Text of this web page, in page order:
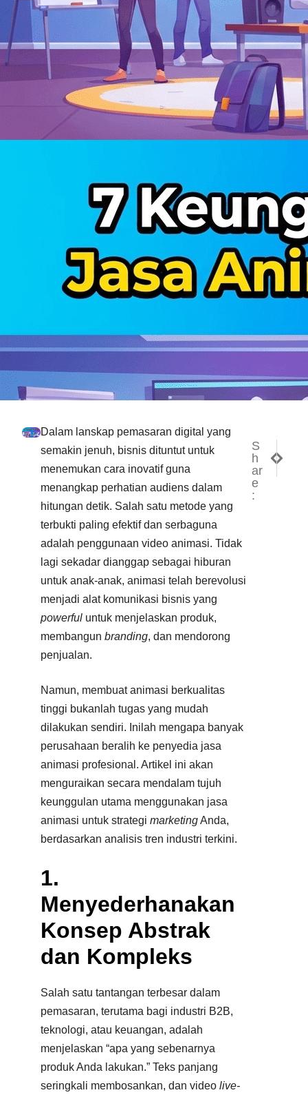
Dalam lanskap pemasaran digital yang
semakin jenuh, bisnis dituntut untuk
menemukan cara inovatif guna
menangkap perhatian audiens dalam
hitungan detik. Salah satu metode yang
terbukti paling efektif dan serbaguna
adalah penggunaan video animasi. Tidak
lagi sekadar dianggap sebagai hiburan
untuk anak-anak, animasi telah berevolusi
menjadi alat komunikasi bisnis yang
powerful untuk menjelaskan produk,
membangunbranding, dan mendorong
penjualan.
Namun, membuat animasi berkualitas
tinggi bukanlah tugas yang mudah
dilakukan sendiri. Inilah mengapa banyak
perusahaan beralih ke penyedia jasa
animasi profesional. Artikel ini akan
menguraikan secara mendalam tujuh
keunggulan utama menggunakan jasa
animasi untuk strategimarketingAnda,
berdasarkan analisis tren industri terkini.
1.
Menyederhanakan
Konsep Abstrak
dan Kompleks
Salah satu tantangan terbesar dalam
pemasaran, terutama bagi industri B2B,
teknologi, atau keuangan, adalah
menjelaskan “apa yang sebenarnya
produk Anda lakukan.” Teks panjang
seringkali membosankan, dan videolive-
S
h
ar
e
:
10